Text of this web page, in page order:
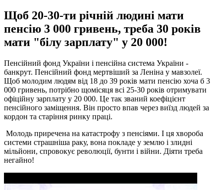
Щоб 20-30-ти річній людині мати
пенсію 3 000 гривень, треба 30 років
мати "білу зарплату" у 20 000!
Пенсійний фонд України і пенсійна система України -
банкрут. Пенсійний фонд мертвіший за Леніна у мавзолеї.
Щоб молодим людям від 18 до 39 років мати пенсію хоча б 3
000 гривень, потрібно щомісяця всі 25-30 років отримувати
офіційну зарплату у 20 000. Це так званий коефіцієнт
пенсійного заміщення. Він просто впав через виїзд людей за
кордон та старіння ринку праці.
Молодь приречена на катастрофу з пенсіями. І ця хвороба
системи страшніша раку, вона покладе у землю і злидні
мільйони, спровокує революції, бунти і війни. Діяти треба
негайно!